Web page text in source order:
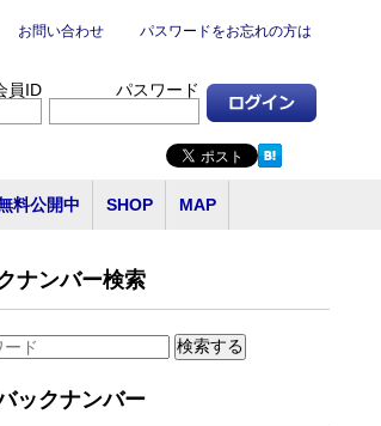
お問い合わせ パスワードをお忘れの方は
員ID パスワード
料公開中 SHOP MAP
ナンバー検索
ックナンバー